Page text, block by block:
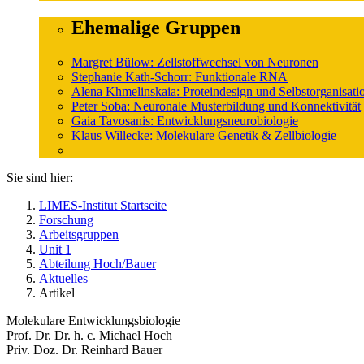
Ehemalige Gruppen
Margret Bülow: Zellstoffwechsel von Neuronen
Stephanie Kath-Schorr: Funktionale RNA
Alena Khmelinskaia: Proteindesign und
Peter Soba: Neuronale Musterbildung und Konnektivität
Gaia Tavosanis: Entwicklungsneurobiologie
Klaus Willecke: Molekulare Genetik & Zellbiologie
Sie sind hier:
LIMES-Institut Startseite
Forschung
Arbeitsgruppen
Unit 1
Abteilung Hoch/Bauer
Aktuelles
Artikel
Molekulare Entwicklungsbiologie
Prof. Dr. Dr. h. c. Michael Hoch
Priv. Doz. Dr. Reinhard Bauer